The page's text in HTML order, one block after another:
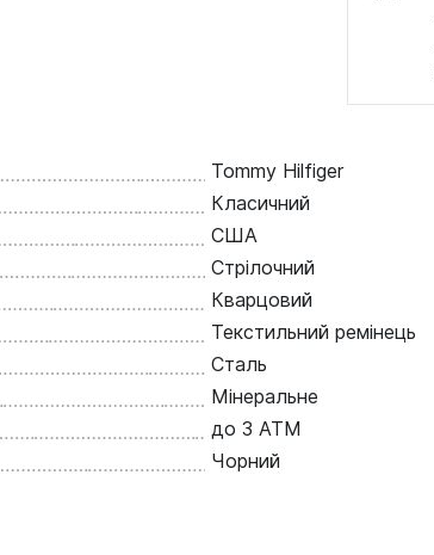
Tommy Hilfiger
Класичний
США
Стрілочний
Кварцовий
Текстильний ремінець
Сталь
Мінеральне
до 3 ATM
Чорний